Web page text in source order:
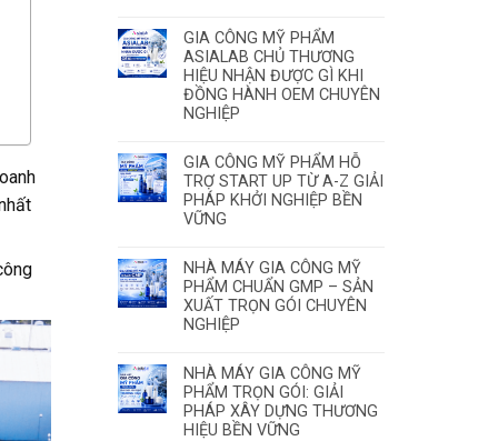
GIA CÔNG MỸ PHẨM
ASIALAB CHỦ THƯƠNG
HIỆU NHẬN ĐƯỢC GÌ KHI
ĐỒNG HÀNH OEM CHUYÊN
NGHIỆP
GIA CÔNG MỸ PHẨM HỖ
TRỢ START UP TỪ A-Z GIẢI
PHÁP KHỞI NGHIỆP BỀN
VỮNG
NHÀ MÁY GIA CÔNG MỸ
PHẨM CHUẨN GMP – SẢN
XUẤT TRỌN GÓI CHUYÊN
NGHIỆP
NHÀ MÁY GIA CÔNG MỸ
PHẨM TRỌN GÓI: GIẢI
PHÁP XÂY DỰNG THƯƠNG
HIỆU BỀN VỮNG